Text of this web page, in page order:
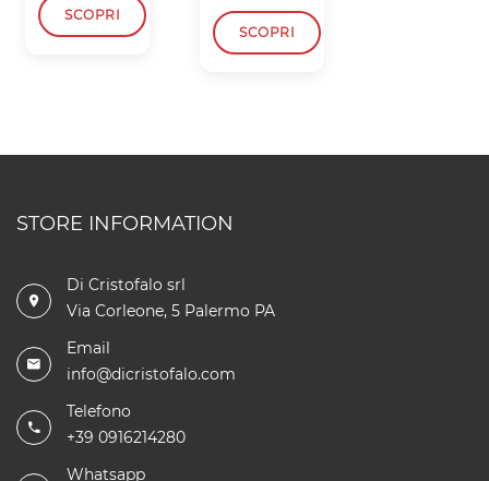
SCOPRI
SCOPRI
STORE INFORMATION
Di Cristofalo srl
Via Corleone, 5 Palermo PA
Email
info@dicristofalo.com
Telefono
+39 0916214280
Whatsapp